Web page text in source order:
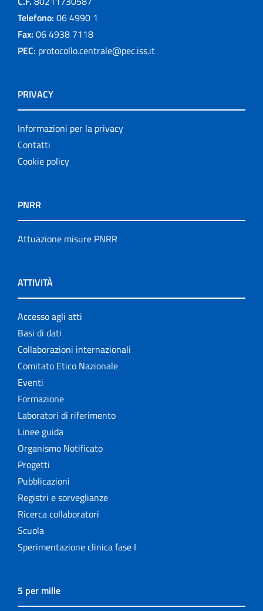
Telefono: 06 4990 1
Fax: 06 4938 7118
PEC: protocollo.centrale@pec.iss.it
PRIVACY
Informazioni per la privacy
Contatti
Cookie policy
PNRR
Attuazione misure PNRR
ATTIVITÀ
Accesso agli atti
Basi di dati
Collaborazioni internazionali
Comitato Etico Nazionale
Eventi
Formazione
Laboratori di riferimento
Linee guida
Organismo Notificato
Progetti
Pubblicazioni
Registri e sorveglianze
Ricerca collaboratori
Scuola
Sperimentazione clinica fase I
5 per mille